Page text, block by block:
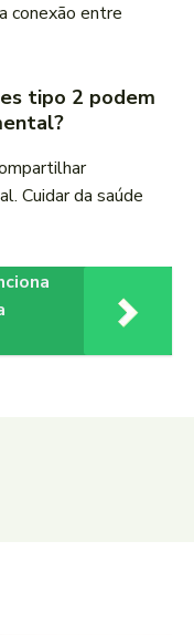
conexão entre
tipo 2 podem
Cuidar da saúde